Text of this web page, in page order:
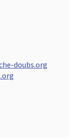
doubs.org